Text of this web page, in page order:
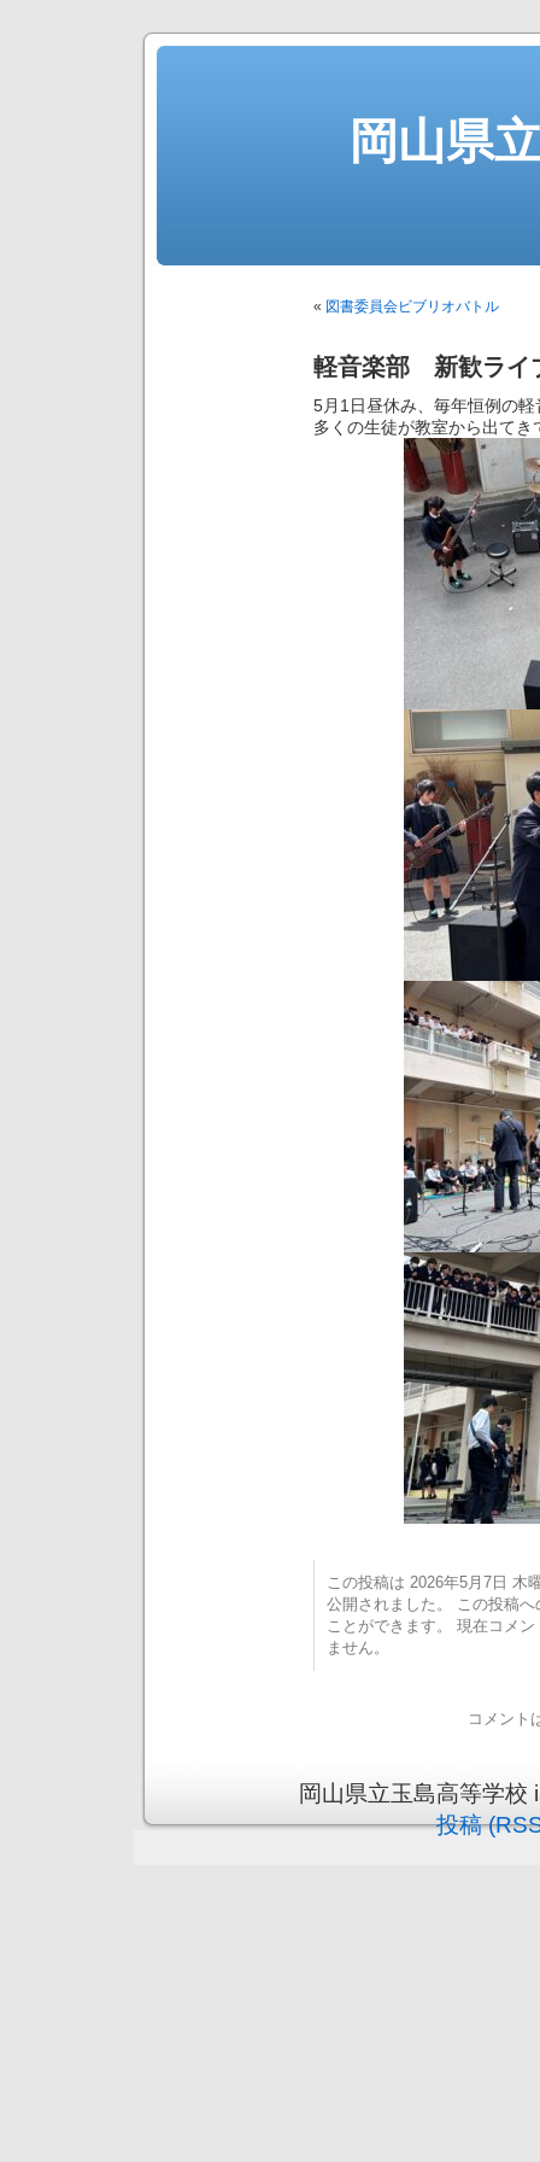
岡山県
« 図書委員会ビブリオバトル
軽音楽部 新歓ライ
5月1日昼休み、毎年恒例の
多くの生徒が教室から出て
この投稿は 2026年5月7日 木
公開されました。 この投稿
ことができます。 現在コメ
ません。
コメント
岡山県立玉島高等学
投稿